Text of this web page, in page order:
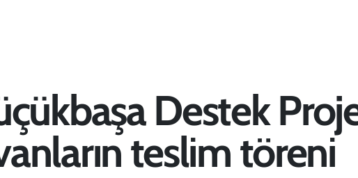
Destek
teslim töreni